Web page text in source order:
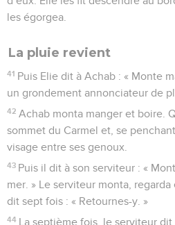
1 Ben-Hadad, le roi de Syrie,
monta, installa le siège devant
Il envoya dans la ville des
pour lui annoncer : « Voici ce que
argent et ton or sont ma propriété,
beaux enfants m’appartiennent.’ »
Le roi d'Israël répondit : «
roi, je t’appartiens avec tout ce
Les messagers revinrent
Hadad : ‘Je t'ai fait ordonner de